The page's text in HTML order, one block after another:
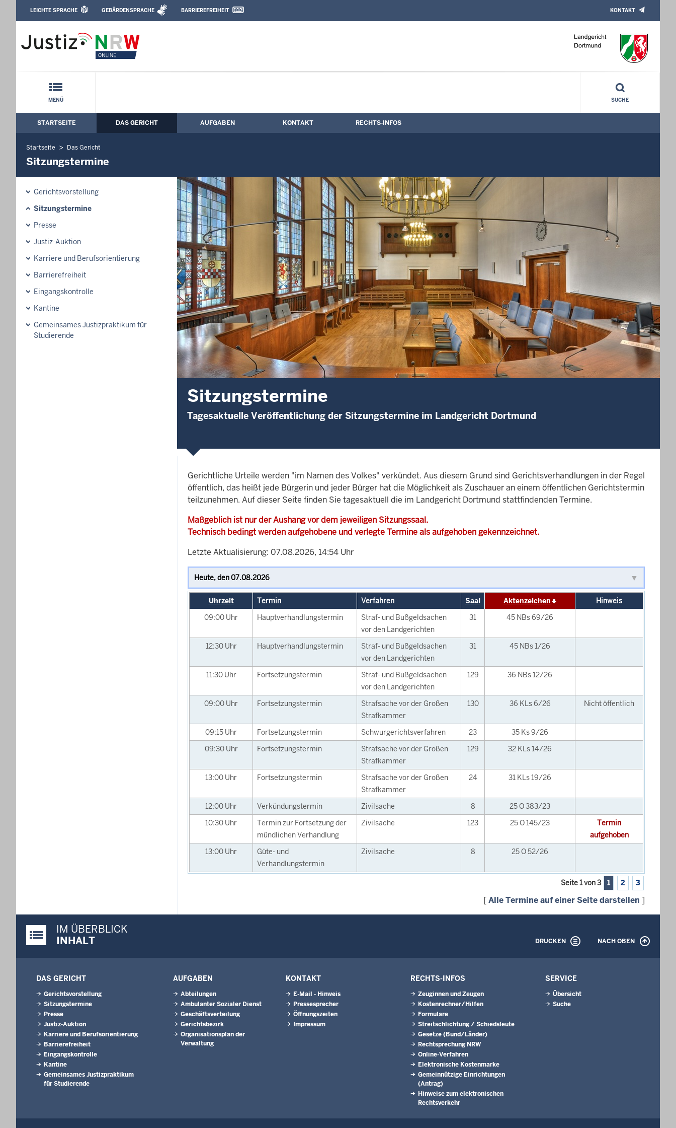
Landgericht Dortmund: Sitzungstermine
Leichte Sprache, Gebärdensprachenvideo und Kontaktformular
LEICHTE SPRACHE GEBÄRDENSPRACHE BARRIEREFREIHEIT KONTAKT
Schnellnavigation mit Volltext-Suche
MENÜ SUCHE
Hauptmenü: Hauptnavigation
STARTSEITE DAS GERICHT AUFGABEN KONTAKT RECHTS-INFOS
Startseite Das Gericht
Sitzungstermine
Gerichtsvorstellung
Sitzungstermine
Presse
Justiz-Auktion
Karriere und Berufsorientierung
Barrierefreiheit
Eingangskontrolle
Kantine
Gemeinsames Justizpraktikum für
Studierende
Sitzungstermine
Tagesaktuelle Veröffentlichung der Sitzungstermine im Landgericht Dortmund
Gerichtliche Urteile werden "im Namen des Volkes" verkündet. Aus diesem Grund sind Gerichtsverhandlungen in der Regel
öffentlich, das heißt jede Bürgerin und jeder Bürger hat die Möglichkeit als Zuschauer an einem öffentlichen Gerichtstermin
teilzunehmen. Auf dieser Seite finden Sie tagesaktuell die im Landgericht Dortmund stattfindenden Termine.
Maßgeblich ist nur der Aushang vor dem jeweiligen Sitzungssaal.
Technisch bedingt werden aufgehobene und verlegte Termine als aufgehoben gekennzeichnet.
Letzte Aktualisierung: 07.08.2026, 14:54 Uhr
Uhrzeit Termin Verfahren Saal Aktenzeichen
Hinweis
09:00 Uhr Hauptverhandlungstermin
Straf- und Bußgeldsachen
vor den Landgerichten
31 45 NBs 69/26
12:30 Uhr Hauptverhandlungstermin
Straf- und Bußgeldsachen
vor den Landgerichten
31 45 NBs 1/26
11:30 Uhr Fortsetzungstermin
Straf- und Bußgeldsachen
vor den Landgerichten
129 36 NBs 12/26
09:00 Uhr Fortsetzungstermin
Strafsache vor der Großen
Strafkammer
130 36 KLs 6/26 Nicht öffentlich
09:15 Uhr Fortsetzungstermin Schwurgerichtsverfahren 23
35 Ks 9/26
09:30 Uhr Fortsetzungstermin
Strafsache vor der Großen
Strafkammer
129 32 KLs 14/26
13:00 Uhr Fortsetzungstermin
Strafsache vor der Großen
Strafkammer
24 31 KLs 19/26
12:00 Uhr Verkündungstermin Zivilsache 8
25 O 383/23
10:30 Uhr
Termin zur Fortsetzung der
mündlichen Verhandlung
Zivilsache 123 25 O 145/23
Termin
aufgehoben
13:00 Uhr
Güte- und
Verhandlungstermin
Zivilsache 8 25 O 52/26
Seite 1 von 3 1 2 3
[Alle Termine auf einer Seite darstellen ]
Justiz-Portal im Überblick:
IM ÜBERBLICK
INHALT
DRUCKEN NACH OBEN
DAS GERICHT
Gerichtsvorstellung
Sitzungstermine
Presse
Justiz-Auktion
Karriere und Berufsorientierung
Barrierefreiheit
Eingangskontrolle
Kantine
Gemeinsames Justizpraktikum
für Studierende
AUFGABEN
Abteilungen
Ambulanter Sozialer Dienst
Geschäftsverteilung
Gerichtsbezirk
Organisationsplan der
Verwaltung
KONTAKT
E-Mail - Hinweis
Pressesprecher
Öffnungszeiten
Impressum
RECHTS-INFOS
Zeuginnen und Zeugen
Kostenrechner/Hilfen
Formulare
Streitschlichtung / Schiedsleute
Gesetze (Bund/Länder)
Rechtsprechung NRW
Online-Verfahren
Elektronische Kostenmarke
Gemeinnützige Einrichtungen
(Antrag)
Hinweise zum elektronischen
Rechtsverkehr
SERVICE
Übersicht
Suche